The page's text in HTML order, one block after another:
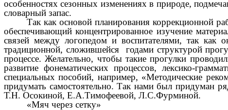
особенностях сезонных изменениях в природе,
словарный запас.
Так как основой планирования коррекционной
обеспечивающий концентрированное изучение
связей между логопедом и воспитателями, так
традиционной, сложившейся годами структурой
процессе. Желательно, чтобы такие прогулки
развитие фонематических процессов, лексико-
специальных пособий, например, «Методические
придумать самостоятельно. Так нами был придуман
Т.Н. Осокиной, Е.А.Тимофеевой, Л.С.Фурминой.
«Мяч через сетку»